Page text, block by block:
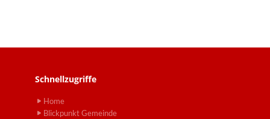
Schnellzugriffe
Home
Blickpunkt Gemeinde